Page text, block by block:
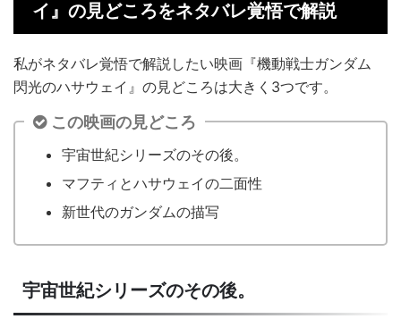
イ』の見どころをネタバレ覚悟で解説
私がネタバレ覚悟で解説したい映画『機動戦士ガンダム
閃光のハサウェイ』の見どころは大きく3つです。
この映画の見どころ
宇宙世紀シリーズのその後。
マフティとハサウェイの二面性
新世代のガンダムの描写
宇宙世紀シリーズのその後。